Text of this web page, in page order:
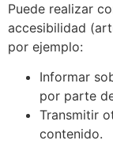
Puede realizar
accesibilidad
por ejemplo:
Informar
por parte
Transmitir
contenido.